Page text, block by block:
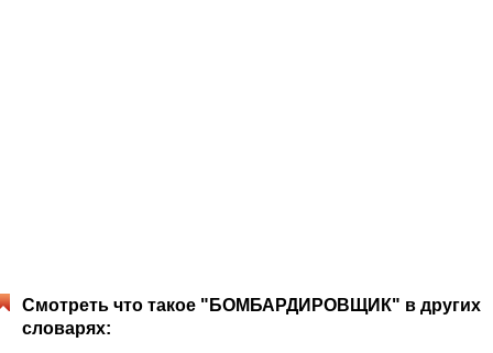
Смотреть что такое "БОМБАРДИРОВЩИК" в других
словарях: